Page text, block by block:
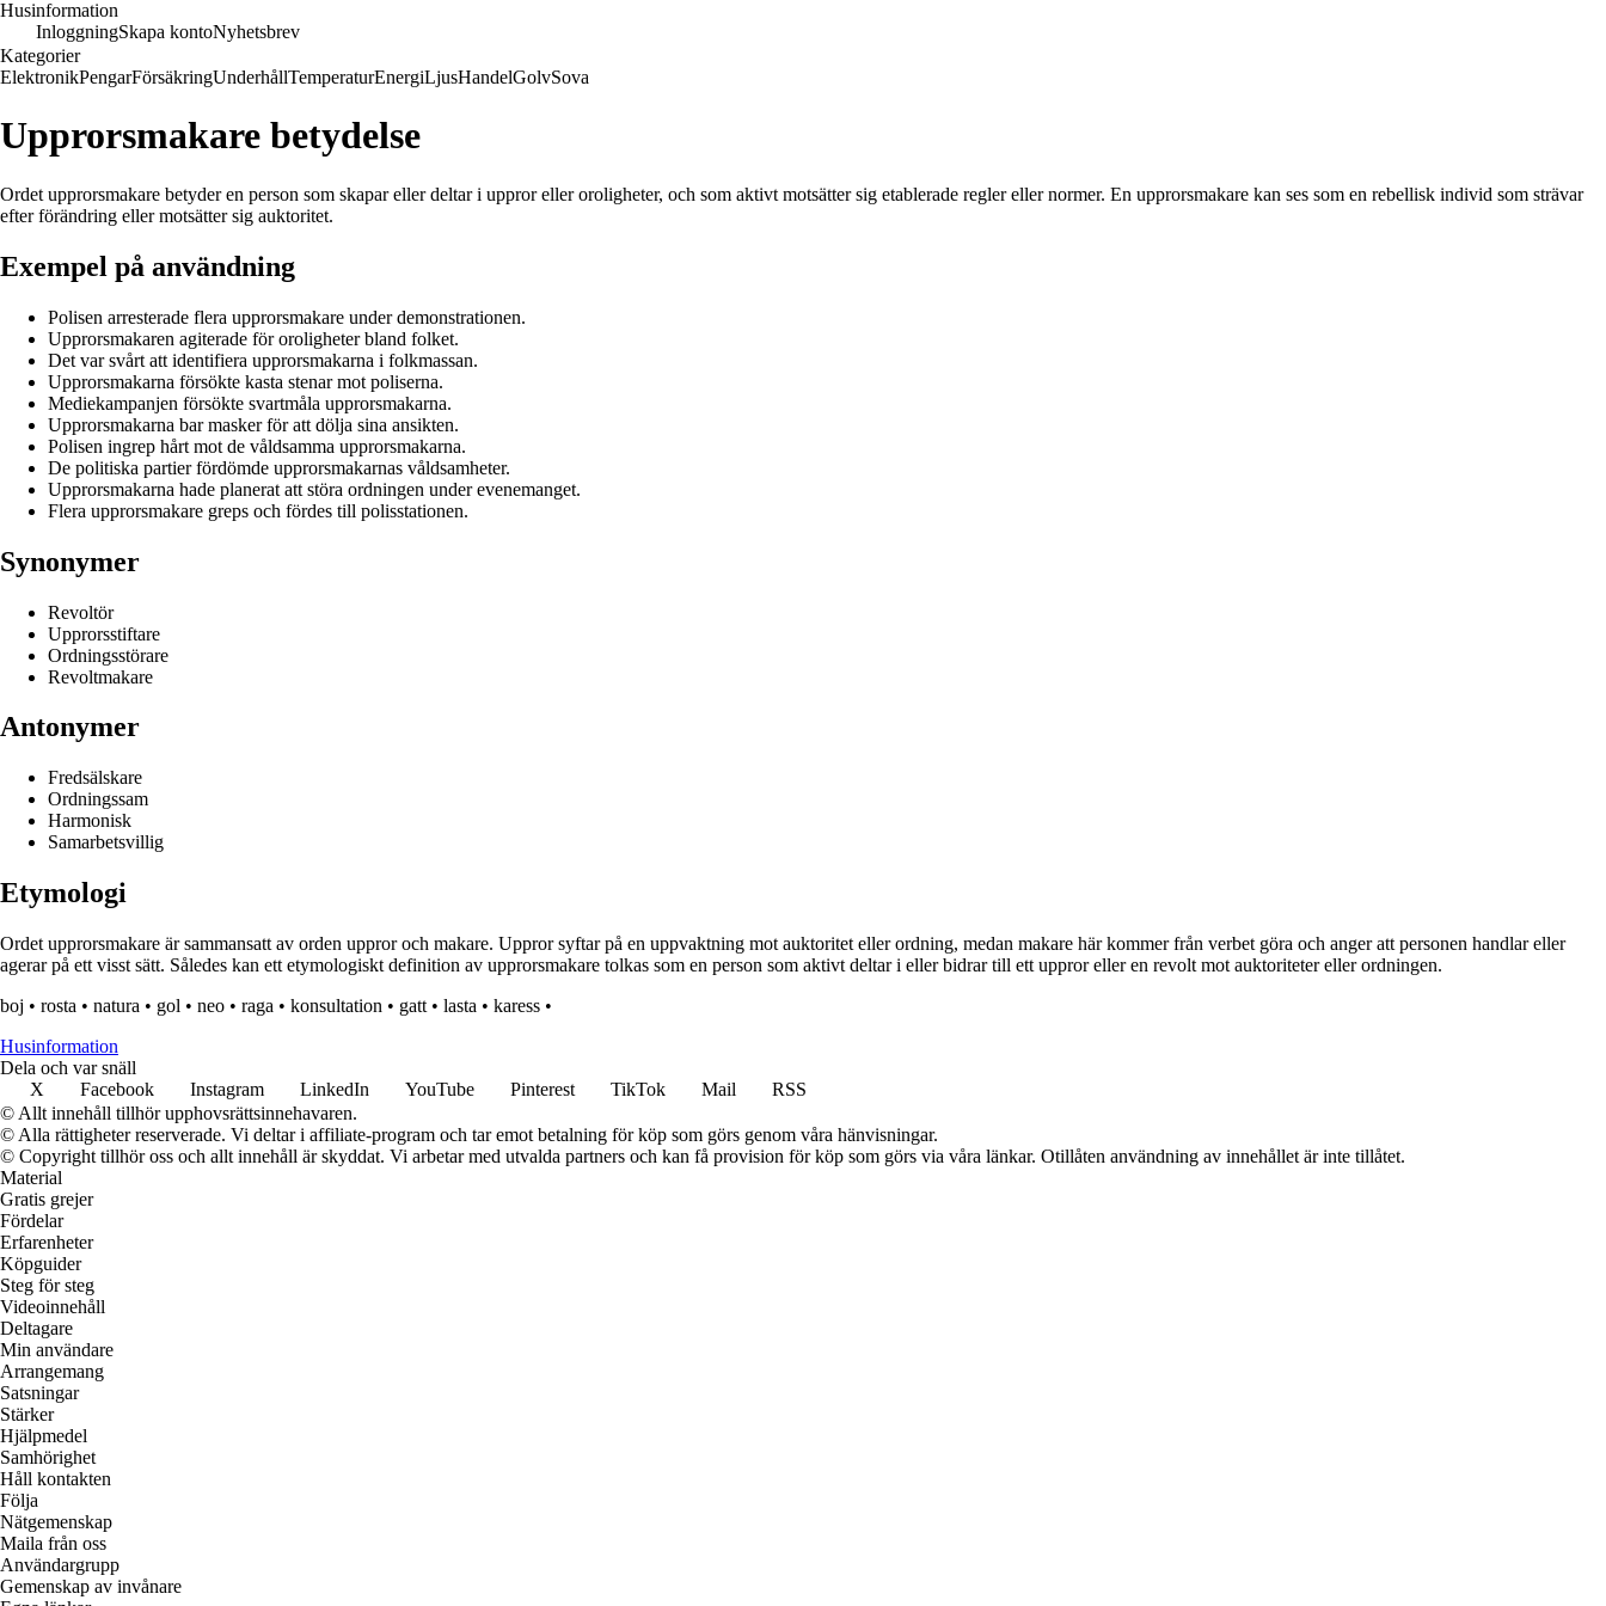
Husinformation
InloggningSkapa kontoNyhetsbrev
Kategorier
ElektronikPengarFörsäkringUnderhållTemperaturEnergiLjusHandelGolvSova
Upprorsmakare betydelse
Ordet upprorsmakare betyder en person som skapar eller deltar i uppror eller oroligheter, och som aktivt motsätter sig etablerade regler eller normer. En upprorsmakare kan ses som en rebellisk individ som strävar
efter förändring eller motsätter sig auktoritet.
Exempel på användning
Polisen arresterade flera upprorsmakare under demonstrationen.
Upprorsmakaren agiterade för oroligheter bland folket.
Det var svårt att identifiera upprorsmakarna i folkmassan.
Upprorsmakarna försökte kasta stenar mot poliserna.
Mediekampanjen försökte svartmåla upprorsmakarna.
Upprorsmakarna bar masker för att dölja sina ansikten.
Polisen ingrep hårt mot de våldsamma upprorsmakarna.
De politiska partier fördömde upprorsmakarnas våldsamheter.
Upprorsmakarna hade planerat att störa ordningen under evenemanget.
Flera upprorsmakare greps och fördes till polisstationen.
Synonymer
Revoltör
Upprorsstiftare
Ordningsstörare
Revoltmakare
Antonymer
Fredsälskare
Ordningssam
Harmonisk
Samarbetsvillig
Etymologi
Ordet upprorsmakare är sammansatt av orden uppror och makare. Uppror syftar på en uppvaktning mot auktoritet eller ordning, medan makare här kommer från verbet göra och anger att personen handlar eller
agerar på ett visst sätt. Således kan ett etymologiskt definition av upprorsmakare tolkas som en person som aktivt deltar i eller bidrar till ett uppror eller en revolt mot auktoriteter eller ordningen.
boj • rosta • natura • gol • neo • raga • konsultation • gatt • lasta • karess •
Husinformation
Dela och var snäll
X
Facebook Instagram LinkedIn YouTube Pinterest TikTok Mail
RSS
© Allt innehåll tillhör upphovsrättsinnehavaren.
© Alla rättigheter reserverade. Vi deltar i affiliate-program och tar emot betalning för köp som görs genom våra hänvisningar.
© Copyright tillhör oss och allt innehåll är skyddat. Vi arbetar med utvalda partners och kan få provision för köp som görs via våra länkar. Otillåten användning av innehållet är inte tillåtet.
Material
Gratis grejer
Fördelar
Erfarenheter
Köpguider
Steg för steg
Videoinnehåll
Deltagare
Min användare
Arrangemang
Satsningar
Stärker
Hjälpmedel
Samhörighet
Håll kontakten
Följa
Nätgemenskap
Maila från oss
Användargrupp
Gemenskap av invånare